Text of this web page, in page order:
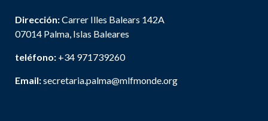
Dirección:Carrer Illes Balears 142A
07014 Palma, Islas Baleares
teléfono: +34 971739260
Email:secretaria.palma@mlfmonde.org